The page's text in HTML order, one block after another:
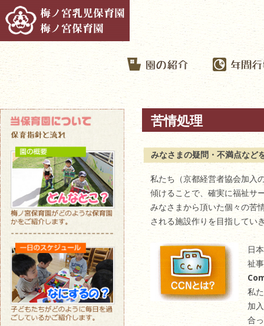
苦情処理
みなさまの疑問・不満点など
私たち（京都経営者協会加入
傾けることで、確実に福祉サ
みなさまから頂いた個々の苦
される施設作りを目指してい
日
祉
私
加
合